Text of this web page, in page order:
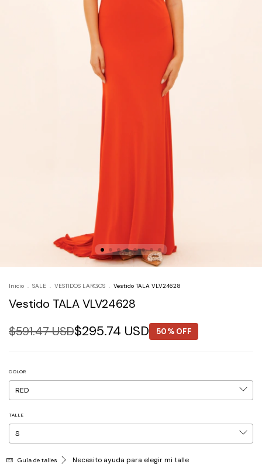
Inicio SALE VESTIDOS LARGOS Vestido TALA VLV24628
Vestido TALA VLV24628
$591.47 USD$295.74 USD 50% OFF
COLOR
TALLE
Guía de talles Necesito ayuda para elegir mi talle